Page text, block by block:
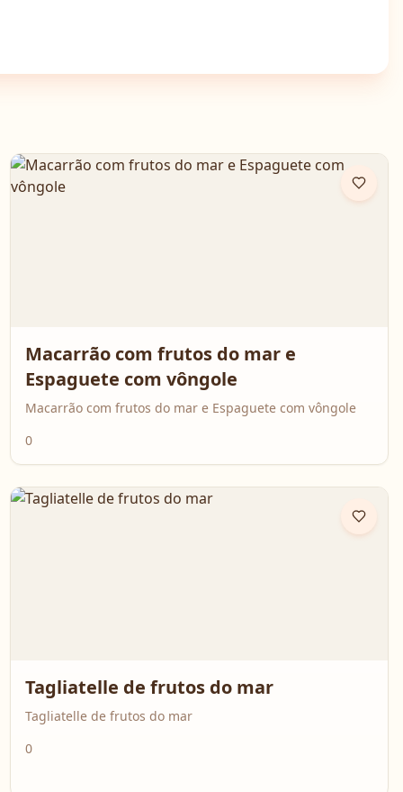
Macarrão com frutos do mar e
Espaguete com vôngole
Macarrão com frutos do mar e Espaguete com vôngole
0
Tagliatelle de frutos do mar
Tagliatelle de frutos do mar
0